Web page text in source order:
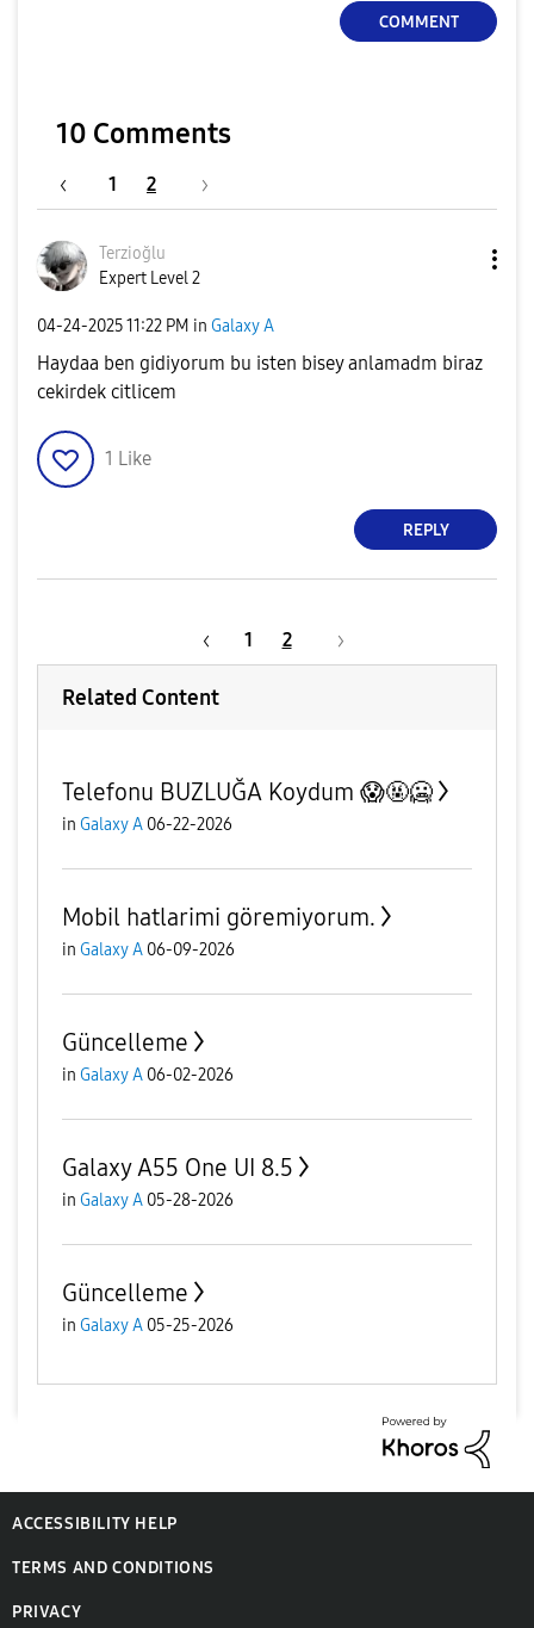
COMMENT
10 Comments
1 2
Terzioğlu
Expert Level 2
‎04-24-202511:22 PM in Galaxy A
Haydaa ben gidiyorum bu isten bisey anlamadm biraz
cekirdek citlicem
1 Like
REPLY
1 2
Related Content
Telefonu BUZLUĞA Koydum 😱🤬🥶
in Galaxy A 06-22-2026
Mobil hatlarimi göremiyorum.
in Galaxy A 06-09-2026
Güncelleme
in Galaxy A 06-02-2026
Galaxy A55 One UI 8.5
in Galaxy A 05-28-2026
Güncelleme
in Galaxy A 05-25-2026
ACCESSIBILITY HELP
TERMS AND CONDITIONS
PRIVACY